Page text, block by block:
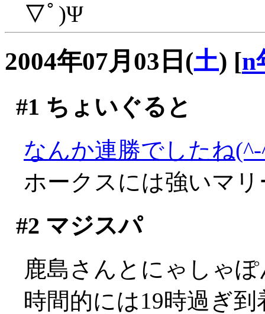
▽ﾟ)Ψ
2004年07月03日(土) [n
#1 ちょいぐると
なんか連勝でしたね
ホークスには強いマ
#2 マジスパ
鹿島さんとにゃしゃ
時間的には19時過ぎ